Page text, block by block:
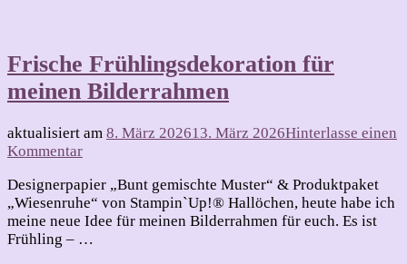
Bilderrahmen
Frische Frühlingsdekoration für
meinen Bilderrahmen
aktualisiert am 8. März 202613. März 2026Hinterlasse einen
Kommentarzu
Frühlingsdekoration
für
meinen
Bilderrahmen
Designerpapier „Bunt gemischte Muster“ & Produktpaket
„Wiesenruhe“ von Stampin`Up!® Hallöchen, heute habe ich
meine neue Idee für meinen Bilderrahmen für euch. Es ist
Frühling – …